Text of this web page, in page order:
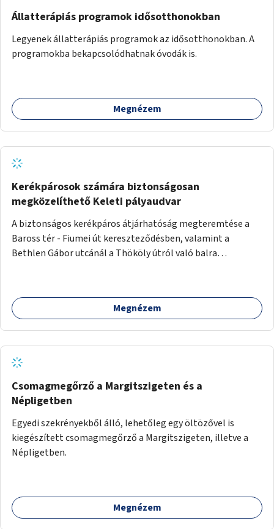
Állatterápiás programok idősotthonokban
Legyenek állatterápiás programok az idősotthonokban. A
programokba bekapcsolódhatnak óvodák is.
Megnézem
Kerékpárosok számára biztonságosan
megközelíthető Keleti pályaudvar
A biztonságos kerékpáros átjárhatóság megteremtése a
Baross tér - Fiumei út kereszteződésben, valamint a
Bethlen Gábor utcánál a Thököly útról való balra
Megnézem
Csomagmegőrző a Margitszigeten és a
Népligetben
Egyedi szekrényekből álló, lehetőleg egy öltözővel is
kiegészített csomagmegőrző a Margitszigeten, illetve a
Népligetben.
Megnézem